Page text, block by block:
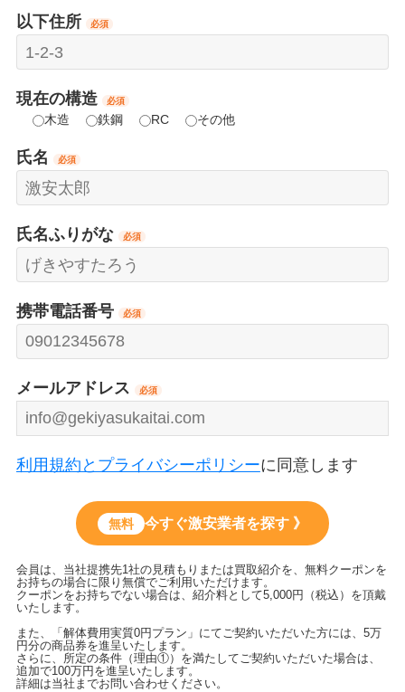
以下住所 必須
現在の構造 必須
木造 鉄鋼 RC その他
氏名 必須
氏名ふりがな 必須
携帯電話番号 必須
メールアドレス 必須
利用規約とプライバシーポリシーに同意します
無料 今すぐ激安業者を探す 》
会員は、当社提携先1社の見積もりまたは買取紹介を、無料クーポンを
お持ちの場合に限り無償でご利用いただけます。
クーポンをお持ちでない場合は、紹介料として5,000円（税込）を頂戴
いたします。
また、「解体費用実質0円プラン」にてご契約いただいた方には、5万
円分の商品券を進呈いたします。
さらに、所定の条件（理由①）を満たしてご契約いただいた場合は、
追加で100万円を進呈いたします。
詳細は当社までお問い合わせください。